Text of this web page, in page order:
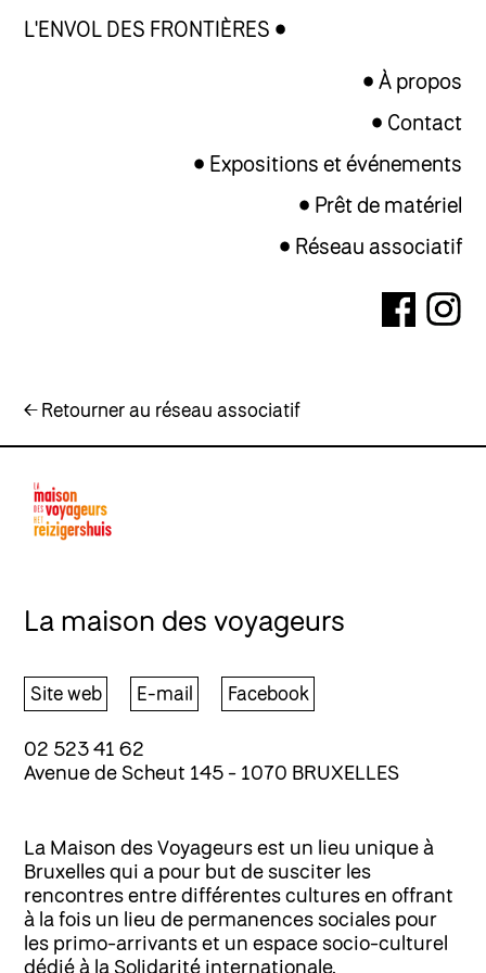
L'ENVOL DES FRONTIÈRES
À propos
Contact
Expositions et événements
Prêt de matériel
Réseau associatif
← Retourner au réseau associatif
La maison des voyageurs
Site web E-mail Facebook
02 523 41 62
Avenue de Scheut 145 - 1070 BRUXELLES
La Maison des Voyageurs est un lieu unique à
Bruxelles qui a pour but de susciter les
rencontres entre différentes cultures en offrant
à la fois un lieu de permanences sociales pour
les primo-arrivants et un espace socio-culturel
dédié à la Solidarité internationale.